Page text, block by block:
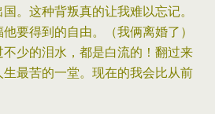
。这种背叛真的让我难以忘记。
要得到的自由。（我俩离婚了）
少的泪水，都是白流的！翻过来
最苦的一堂。现在的我会比从前